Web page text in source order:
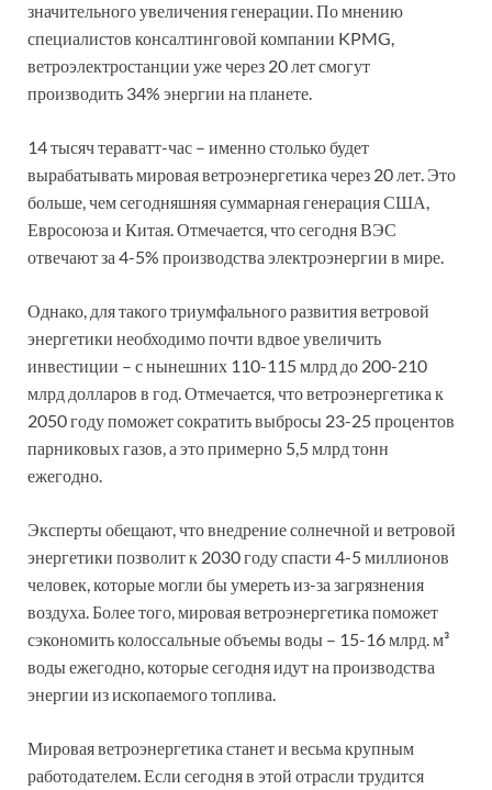
значительного увеличения генерации. По мнению
специалистов консалтинговой компании KPMG,
ветроэлектростанции уже через 20 лет смогут
производить 34% энергии на планете.
14 тысяч тераватт-час – именно столько будет
вырабатывать мировая ветроэнергетика через 20 лет. Это
больше, чем сегодняшняя суммарная генерация США,
Евросоюза и Китая. Отмечается, что сегодня ВЭС
отвечают за 4-5% производства электроэнергии в мире.
Однако, для такого триумфального развития ветровой
энергетики необходимо почти вдвое увеличить
инвестиции – с нынешних 110-115 млрд до 200-210
млрд долларов в год. Отмечается, что ветроэнергетика к
2050 году поможет сократить выбросы 23-25 процентов
парниковых газов, а это примерно 5,5 млрд тонн
ежегодно.
Эксперты обещают, что внедрение солнечной и ветровой
энергетики позволит к 2030 году спасти 4-5 миллионов
человек, которые могли бы умереть из-за загрязнения
воздуха. Более того, мировая ветроэнергетика поможет
сэкономить колоссальные объемы воды – 15-16 млрд. м³
воды ежегодно, которые сегодня идут на производства
энергии из ископаемого топлива.
Мировая ветроэнергетика станет и весьма крупным
работодателем. Если сегодня в этой отрасли трудится